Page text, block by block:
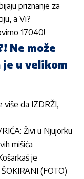
priznanje za
a Vi?
17040!
Ne može
je u velikom
više da IZDRŽI,
Živi u Njujorku
mišića
je
(FOTO)